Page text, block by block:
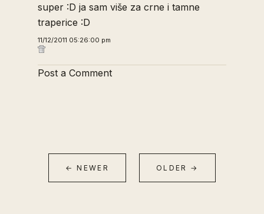
super :D ja sam više za crne i tamne
traperice :D
11/12/2011 05:26:00 pm
Post a Comment
← NEWER OLDER →